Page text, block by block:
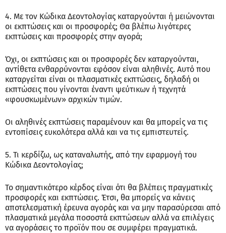
4. Με τον Κώδικα Δεοντολογίας καταργούνται ή μειώνονται
οι εκπτώσεις και οι προσφορές; Θα βλέπω λιγότερες
εκπτώσεις και προσφορές στην αγορά;
Όχι, οι εκπτώσεις και οι προσφορές δεν καταργούνται,
αντίθετα ενθαρρύνονται εφόσον είναι αληθινές. Αυτό που
καταργείται είναι οι πλασματικές εκπτώσεις, δηλαδή οι
εκπτώσεις που γίνονται έναντι ψεύτικων ή τεχνητά
«φουσκωμένων» αρχικών τιμών.
Οι αληθινές εκπτώσεις παραμένουν και θα μπορείς να τις
εντοπίσεις ευκολότερα αλλά και να τις εμπιστευτείς.
5. Τι κερδίζω, ως καταναλωτής, από την εφαρμογή του
Κώδικα Δεοντολογίας;
Το σημαντικότερο κέρδος είναι ότι θα βλέπεις πραγματικές
προσφορές και εκπτώσεις. Έτσι, θα μπορείς να κάνεις
αποτελεσματική έρευνα αγοράς και να μην παρασύρεσαι από
πλασματικά μεγάλα ποσοστά εκπτώσεων αλλά να επιλέγεις
να αγοράσεις το προϊόν που σε συμφέρει πραγματικά.